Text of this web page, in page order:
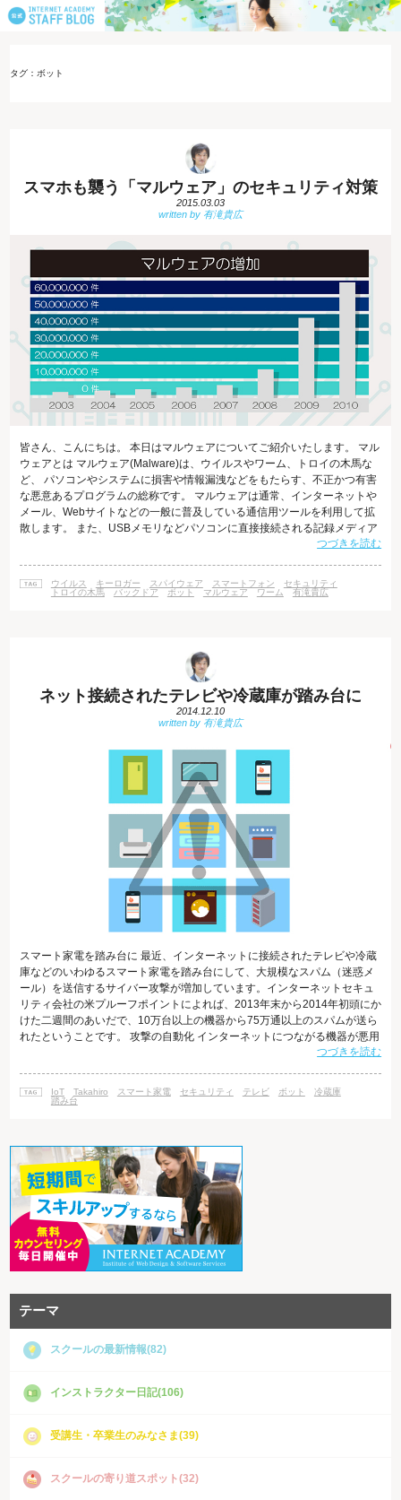
タグ：ボット
スマホも襲う「マルウェア」のセキュリティ対策
2015.03.03
皆さん、こんにちは。 本日はマルウェアについてご紹介いたします。 マル
ウェアとは マルウェア(Malware)は、ウイルスやワーム、トロイの木馬な
ど、 パソコンやシステムに損害や情報漏洩などをもたらす、不正かつ有害
な悪意あるプログラムの総称です。 マルウェアは通常、インターネットや
メール、Webサイトなどの一般に普及している通信用ツールを利用して拡
散します。 また、USBメモリなどパソコンに直接接続される記録メディア
に潜んだり、 スマホアプリとしてダウンロードされたプログラムの中に紛
個人に至るまで幅広く、 情報化社会に生きる私たちは皆、自分が使う電子
機器がウィルス感染のリスクにさらされていると言っても過言ではありま
つづきを読む
ウイルス キーロガー スパイウェア スマートフォン
セキュリティ
トロイの木馬
バックドア ボット マルウェア ワーム 有滝貴広
ネット接続されたテレビや冷蔵庫が踏み台に
2014.12.10
スマート家電を踏み台に 最近、インターネットに接続されたテレビや冷蔵
庫などのいわゆるスマート家電を踏み台にして、大規模なスパム（迷惑メ
ール）を送信するサイバー攻撃が増加しています。インターネットセキュ
リティ会社の米プルーフポイントによれば、2013年末から2014年初頭にか
けた二週間のあいだで、10万台以上の機器から75万通以上のスパムが送ら
れたということです。 攻撃の自動化 インターネットにつながる機器が悪用
される主な原因は、パスワードを設定しないといった設定上の不備や、フ
み台にされた事件は、以前から国内でも発生しています。とはいえ、今ま
で報告されていたものは、手動による攻撃がほとんどで、被害の規模は大
つづきを読む
IoT Takahiro スマート家電 セキュリティ テレビ ボット
冷蔵庫
踏み台
テーマ
スクールの最新情報(82)
インストラクター日記(106)
受講生・卒業生のみなさま(39)
スクールの寄り道スポット(32)